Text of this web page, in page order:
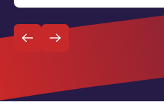
mouwen steekt en
afwisseling? Lees […]